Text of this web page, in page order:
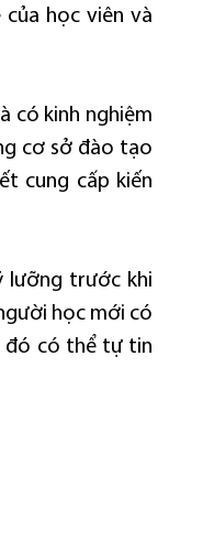
học viên và
có kinh nghiệm
cơ sở đào tạo
cung cấp kiến
lưỡng trước khi
học mới có
đó có thể tự tin